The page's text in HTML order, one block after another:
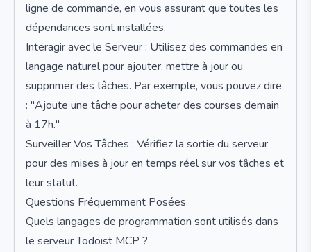
ligne de commande, en vous assurant que toutes les
dépendances sont installées.
Interagir avec le Serveur : Utilisez des commandes en
langage naturel pour ajouter, mettre à jour ou
supprimer des tâches. Par exemple, vous pouvez dire
: "Ajoute une tâche pour acheter des courses demain
à 17h."
Surveiller Vos Tâches : Vérifiez la sortie du serveur
pour des mises à jour en temps réel sur vos tâches et
leur statut.
Questions Fréquemment Posées
Quels langages de programmation sont utilisés dans
le serveur Todoist MCP ?